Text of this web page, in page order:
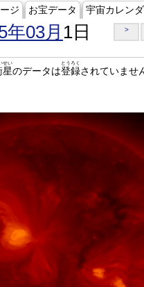
ジ お宝データ 宇宙カレン
年03月 1日 >
星
せい
のデータは登録
とうろく
されていませ